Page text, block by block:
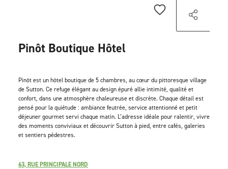
63, RUE PRINCIPALE NORD
Pinôt Boutique Hôtel
Pinôt est un hôtel boutique de 5 chambres, au cœur du pittoresque village
de Sutton. Ce refuge élégant au design épuré allie intimité, qualité et
confort, dans une atmosphère chaleureuse et discrète. Chaque détail est
pensé pour la quiétude : ambiance feutrée, service attentionné et petit
déjeuner gourmet servi chaque matin. L’adresse idéale pour ralentir, vivre
des moments conviviaux et découvrir Sutton à pied, entre cafés, galeries
et sentiers pédestres.